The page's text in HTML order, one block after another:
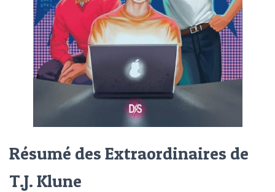
Résumé des Extraordinaires de
T.J. Klune